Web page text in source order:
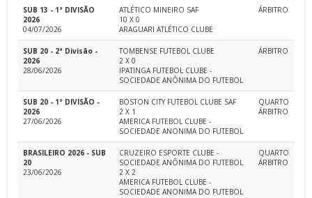
SUB 13 - 1ª DIVISÃO
2026
04/07/2026
ATLÉTICO MINEIRO SAF
10 X 0
ARAGUARI ATLÉTICO CLUBE
ÁRBITRO
SUB 20 - 2ª Divisão -
2026
28/06/2026
TOMBENSE FUTEBOL CLUBE
2 X 0
IPATINGA FUTEBOL CLUBE -
SOCIEDADE ANÔNIMA DO FUTEBOL
ÁRBITRO
SUB 20 - 1ª DIVISÃO -
2026
27/06/2026
BOSTON CITY FUTEBOL CLUBE SAF
2 X 1
AMERICA FUTEBOL CLUBE -
SOCIEDADE ANONIMA DO FUTEBOL
QUARTO
ÁRBITRO
BRASILEIRO 2026 - SUB
20
23/06/2026
CRUZEIRO ESPORTE CLUBE -
SOCIEDADE ANÔNIMA DO FUTEBOL
2 X 2
AMERICA FUTEBOL CLUBE -
SOCIEDADE ANONIMA DO FUTEBOL
QUARTO
ÁRBITRO